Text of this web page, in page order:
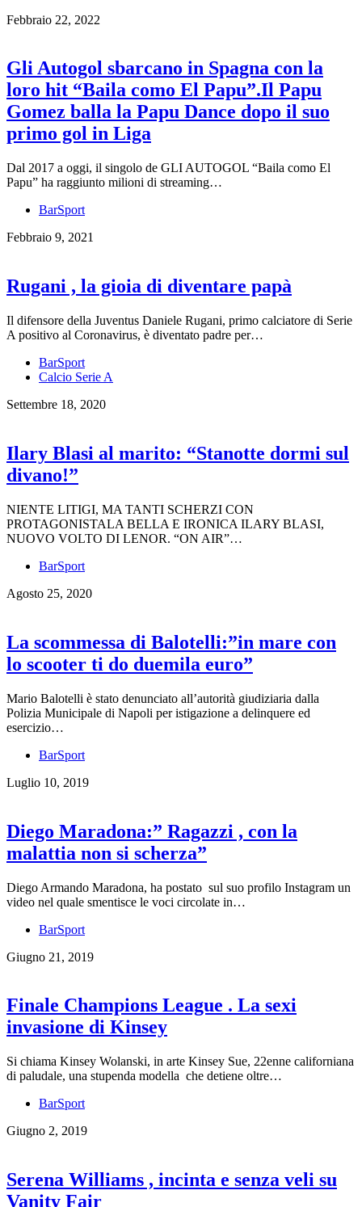
Febbraio 22, 2022
Gli Autogol sbarcano in Spagna con la
loro hit “Baila como El Papu”.Il Papu
Gomez balla la Papu Dance dopo il suo
primo gol in Liga
Dal 2017 a oggi, il singolo de GLI AUTOGOL “Baila como El
Papu” ha raggiunto milioni di streaming…
BarSport
Febbraio 9, 2021
Rugani , la gioia di diventare papà
Il difensore della Juventus Daniele Rugani, primo calciatore di Serie
A positivo al Coronavirus, è diventato padre per…
BarSport
Calcio Serie A
Settembre 18, 2020
Ilary Blasi al marito: “Stanotte dormi sul
divano!”
NIENTE LITIGI, MA TANTI SCHERZI CON
PROTAGONISTALA BELLA E IRONICA ILARY BLASI,
NUOVO VOLTO DI LENOR. “ON AIR”…
BarSport
Agosto 25, 2020
La scommessa di Balotelli:”in mare con
lo scooter ti do duemila euro”
Mario Balotelli è stato denunciato all’autorità giudiziaria dalla
Polizia Municipale di Napoli per istigazione a delinquere ed
esercizio…
BarSport
Luglio 10, 2019
Diego Maradona:” Ragazzi , con la
malattia non si scherza”
Diego Armando Maradona, ha postato sul suo profilo Instagram un
video nel quale smentisce le voci circolate in…
BarSport
Giugno 21, 2019
Finale Champions League . La sexi
invasione di Kinsey
Si chiama Kinsey Wolanski, in arte Kinsey Sue, 22enne californiana
di paludale, una stupenda modella che detiene oltre…
BarSport
Giugno 2, 2019
Serena Williams , incinta e senza veli su
Vanity Fair